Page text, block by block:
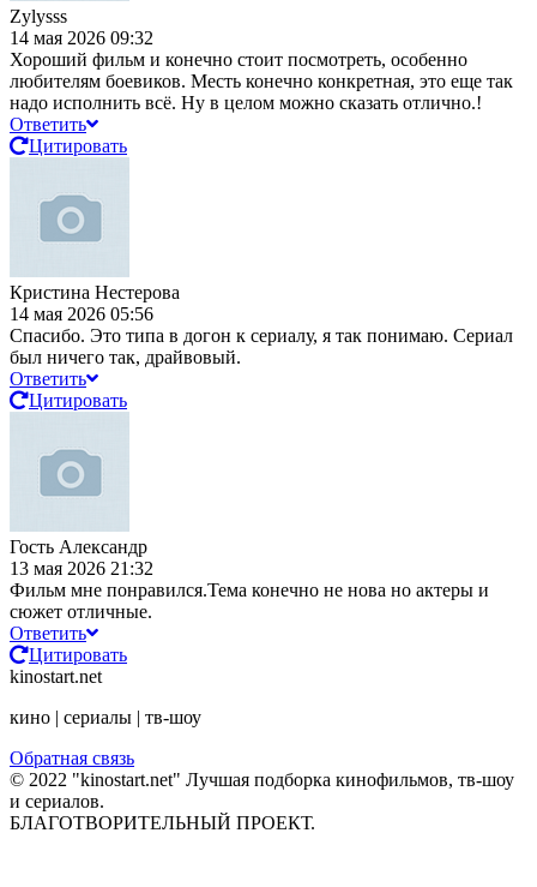
Zylysss
14 мая 2026 09:32
Хороший фильм и конечно стоит посмотреть, особенно
любителям боевиков. Месть конечно конкретная, это еще так
надо исполнить всё. Ну в целом можно сказать отлично.!
Ответить
Цитировать
Кристина Нестерова
14 мая 2026 05:56
Спасибо. Это типа в догон к сериалу, я так понимаю. Сериал
был ничего так, драйвовый.
Ответить
Цитировать
Гость Александр
13 мая 2026 21:32
Фильм мне понравился.Тема конечно не нова но актеры и
сюжет отличные.
Ответить
Цитировать
kinostart.net
кино | сериалы | тв-шоу
Обратная связь
© 2022 "kinostart.net" Лучшая подборка кинофильмов, тв-шоу
и сериалов.
БЛАГОТВОРИТЕЛЬНЫЙ ПРОЕКТ.